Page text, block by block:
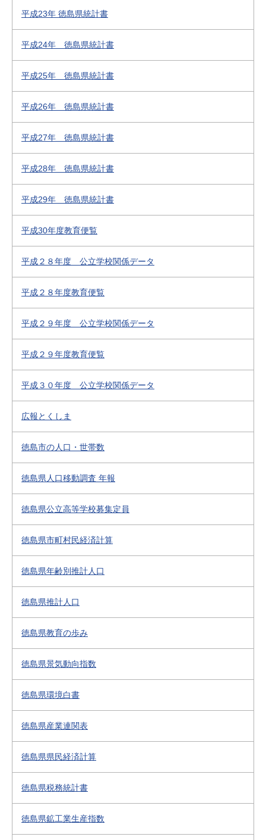
平成23年 徳島県統計書
平成24年 徳島県統計書
平成25年 徳島県統計書
平成26年 徳島県統計書
平成27年 徳島県統計書
平成28年 徳島県統計書
平成29年 徳島県統計書
平成30年度教育便覧
平成２８年度 公立学校関係データ
平成２８年度教育便覧
平成２９年度 公立学校関係データ
平成２９年度教育便覧
平成３０年度 公立学校関係データ
広報とくしま
徳島市の人口・世帯数
徳島県人口移動調査 年報
徳島県公立高等学校募集定員
徳島県市町村民経済計算
徳島県年齢別推計人口
徳島県推計人口
徳島県教育の歩み
徳島県景気動向指数
徳島県環境白書
徳島県産業連関表
徳島県県民経済計算
徳島県税務統計書
徳島県鉱工業生産指数